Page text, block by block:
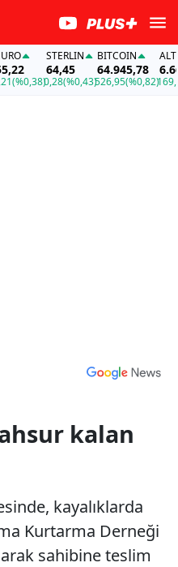
(%0,38)
STERLIN
64,45
0,28(%0,43)
BITCOIN
64.945,78
526,95(%0,82)
ALTIN
169,28
kalan
kayalıklarda
Kurtarma Derneği
sahibine teslim